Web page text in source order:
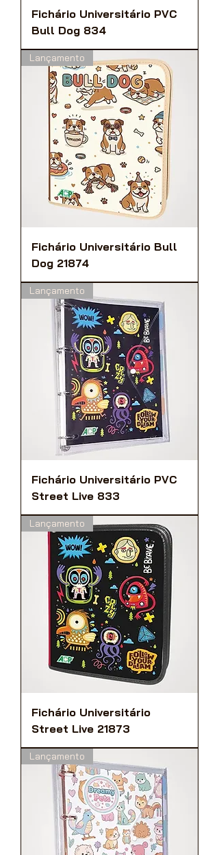
Fichário Universitário PVC
Bull Dog 834
Lançamento
Fichário Universitário Bull
Dog 21874
Lançamento
Fichário Universitário PVC
Street Live 833
Lançamento
Fichário Universitário
Street Live 21873
Lançamento